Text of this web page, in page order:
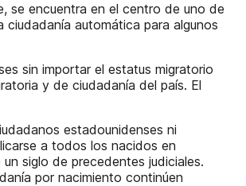
se encuentra en el centro de uno de
automática para algunos
sin importar el estatus migratorio
y de ciudadanía del país. El
estadounidenses ni
a todos los nacidos en
siglo de precedentes judiciales.
por nacimiento continúen